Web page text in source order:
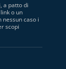
a patto di
o un
caso i
scopi